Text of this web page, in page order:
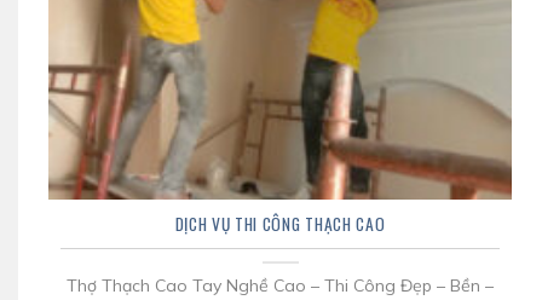
DỊCH VỤ THI CÔNG THẠCH CAO
Thợ Thạch Cao Tay Nghề Cao – Thi Công Đẹp – Bền –